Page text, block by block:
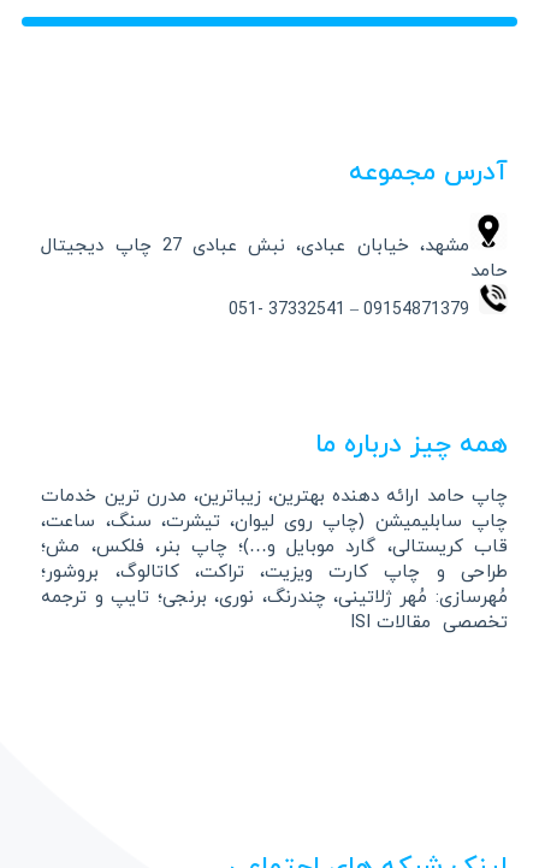
آدرس مجموعه
مشهد، خیابان عبادی، نبش عبادی 27 چاپ دیجیتال
حامد
همه چیز درباره ما
چاپ حامد ارائه دهنده بهترین، زیباترین، مدرن ترین خدمات
چاپ سابلیمیشن (چاپ روی لیوان، تیشرت، سنگ، ساعت،
قاب کریستالی، گارد موبایل و…)؛ چاپ بنر، فلکس، مش؛
طراحی و چاپ کارت ویزیت، تراکت، کاتالوگ، بروشور؛
مُهرسازی: مُهر ژلاتینی، چندرنگ، نوری، برنجی؛ تایپ و ترجمه
تخصصی مقالات ISI